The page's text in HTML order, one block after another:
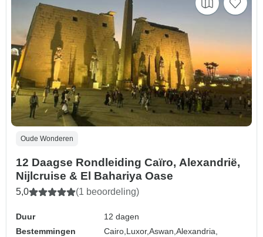
Oude Wonderen
12 Daagse Rondleiding Caïro, Alexandrië,
Nijlcruise & El Bahariya Oase
5,0 (1 beoordeling)
Duur
12 dagen
Bestemmingen
Cairo,Luxor,Aswan,Alexandria,